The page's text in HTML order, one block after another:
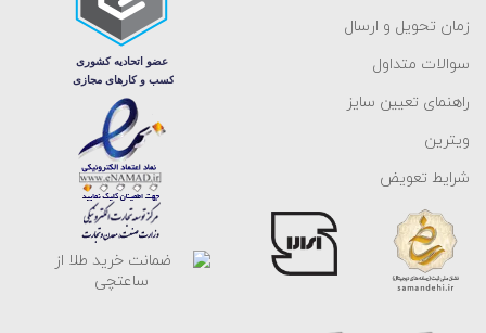
زمان تحویل و ارسال
سوالات متداول
راهنمای تعیین سایز
ویترین
شرایط تعویض